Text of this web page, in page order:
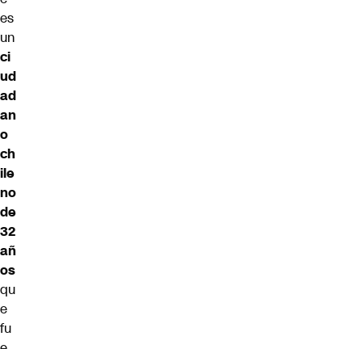
es
un
ci
ud
ad
an
o
ch
ile
no
de
32
añ
os
qu
e
fu